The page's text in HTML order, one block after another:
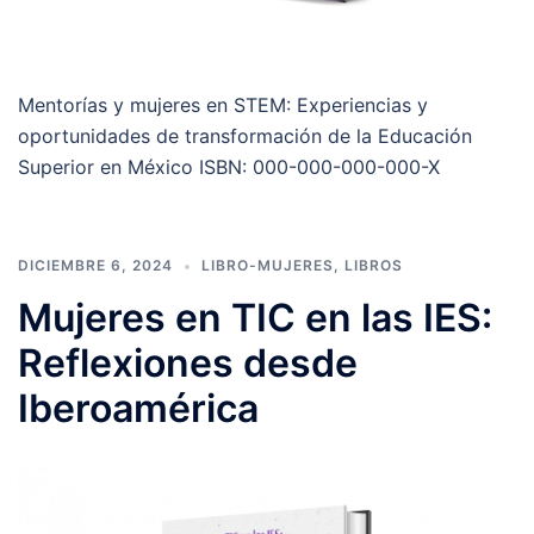
Mentorías y mujeres en STEM: Experiencias y
oportunidades de transformación de la Educación
Superior en México ISBN: 000-000-000-000-X
DICIEMBRE 6, 2024 LIBRO-MUJERES, LIBROS
Mujeres en TIC en las IES:
Reflexiones desde
Iberoamérica